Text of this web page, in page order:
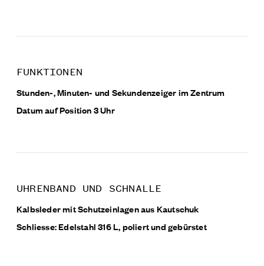
FUNKTIONEN
Stunden-, Minuten- und Sekundenzeiger im Zentrum
Datum auf Position 3 Uhr
UHRENBAND UND SCHNALLE
Kalbsleder mit Schutzeinlagen aus Kautschuk
Schliesse: Edelstahl 316 L, poliert und gebürstet